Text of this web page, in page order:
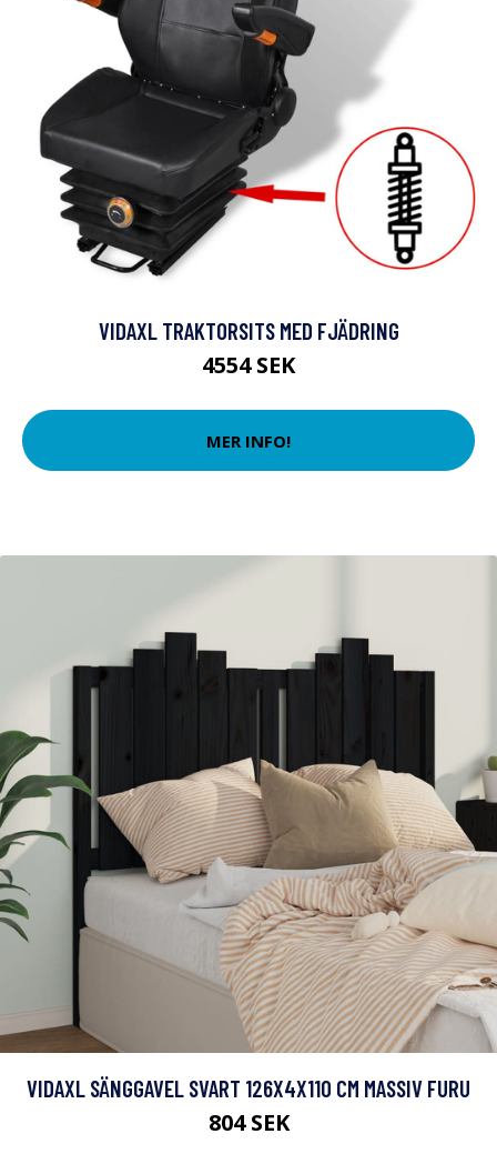
VIDAXL TRAKTORSITS MED FJÄDRING
4554 SEK
MER INFO!
VIDAXL SÄNGGAVEL SVART 126X4X110 CM MASSIV FURU
804 SEK